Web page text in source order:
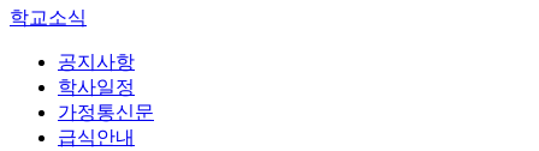
학교소식
공지사항
학사일정
가정통신문
급식안내